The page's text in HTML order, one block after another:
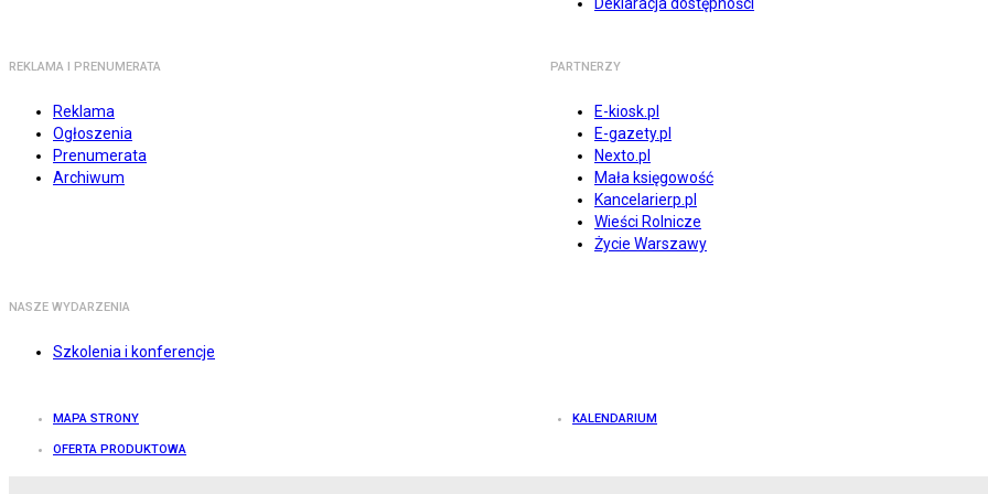
REKLAMA I PRENUMERATA
Reklama
Ogłoszenia
Prenumerata
Archiwum
PARTNERZY
E-kiosk.pl
E-gazety.pl
Nexto.pl
Mała księgowość
Kancelarierp.pl
Wieści Rolnicze
Życie Warszawy
NASZE WYDARZENIA
Szkolenia i konferencje
MAPA STRONY KALENDARIUM
OFERTA PRODUKTOWA